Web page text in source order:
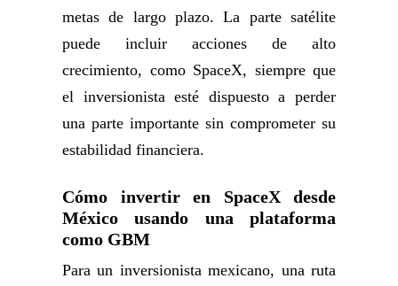
metas de largo plazo. La parte satélite
puede incluir acciones de alto
crecimiento, como SpaceX, siempre que
el inversionista esté dispuesto a perder
una parte importante sin comprometer su
estabilidad financiera.
Cómo invertir en SpaceX desde
México usando una plataforma
como GBM
Para un inversionista mexicano, una ruta